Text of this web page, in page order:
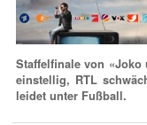
Staffelfinale von «Joko
einstellig, RTL
leidet unter Fußball.